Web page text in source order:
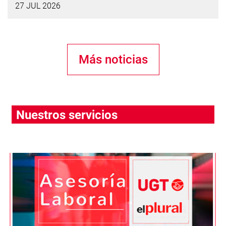
27 JUL 2026
Más noticias
Nuestros servicios